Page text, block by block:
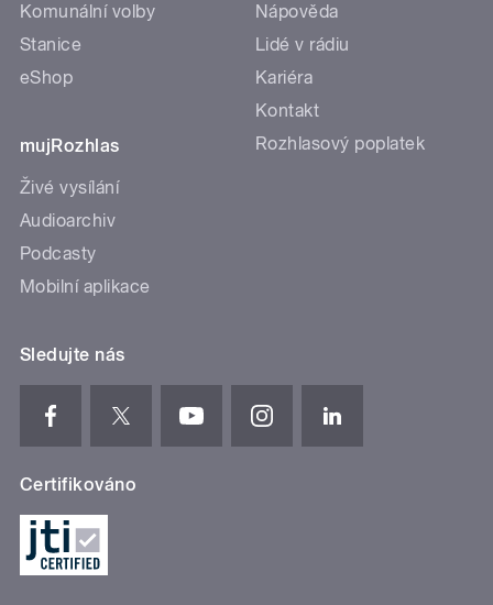
Komunální volby
Stanice
eShop
mujRozhlas
Živé vysílání
Audioarchiv
Podcasty
Mobilní aplikace
Nápověda
Lidé v rádiu
Kariéra
Kontakt
Rozhlasový poplatek
Sledujte nás
Certifikováno